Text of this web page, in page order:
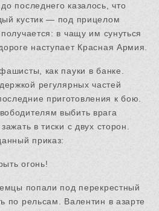
последнего казалось, что
кустик — под прицелом
в чащу им сунуться
наступает Красная Армия.
как пауки в банке.
регулярных частей
приготовления к бою.
выбить врага
в тиски с двух сторон.
приказ:
огонь!
попали под перекрестный
по рельсам. Валентин в азарте